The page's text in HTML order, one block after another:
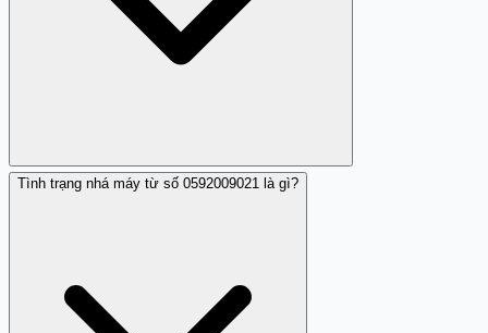
Không có thông tin chính thức về chủ sở hữu số
Tình trạng nhá máy từ số 0592009021 là gì?